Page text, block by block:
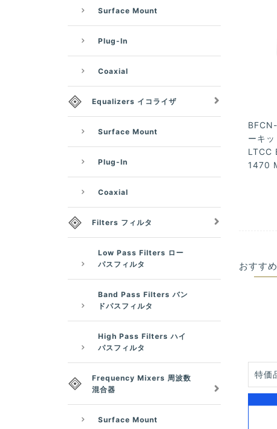
ーキ
LTCC
1470
おすす
特価
Surface Mount
Plug-In
Coaxial
Equalizers イコライザ
Surface Mount
Plug-In
Coaxial
Filters フィルタ
Low Pass Filters ロー
パスフィルタ
Band Pass Filters バン
ドパスフィルタ
High Pass Filters ハイ
パスフィルタ
Frequency Mixers 周波数
混合器
Surface Mount